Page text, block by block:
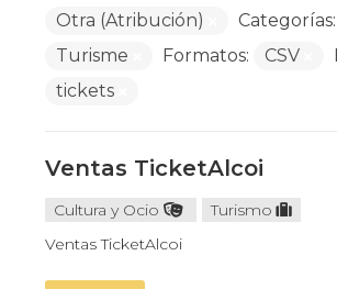
Otra (Atribución)
Categorías:
Turisme
Formatos: CSV
tickets
Ventas TicketAlcoi
Cultura y Ocio
Turismo
Ventas TicketAlcoi